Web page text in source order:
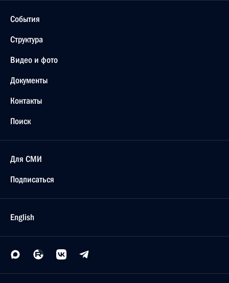
События
Структура
Видео и фото
Документы
Контакты
Поиск
Для СМИ
Подписаться
English